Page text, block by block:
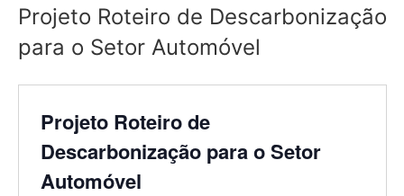
Projeto Roteiro de Descarbonização
para o Setor Automóvel
Projeto Roteiro de
Descarbonização para o Setor
Automóvel